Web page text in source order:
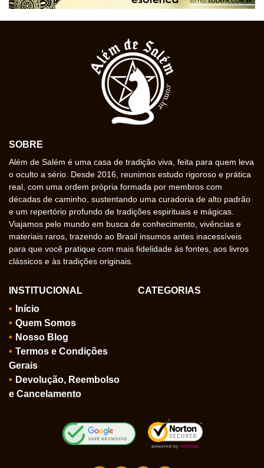
SOBRE
Além de Salém é uma casa de tradição viva, feita para quem leva
o oculto a sério. Desde 2016, reunimos estudo rigoroso e prática
real, com uma ordem própria formada por membros com
décadas de caminho, sustentando uma curadoria de alto padrão
e um repertório profundo de tradições espirituais e mágicas.
Viajamos pelo mundo em busca de conhecimento, vivências e
materiais raros, trazendo ao Brasil insumos antes inacessíveis
para que você pratique com mais fidelidade às fontes, aos livros
clássicos e às tradições originais.
INSTITUCIONAL
Início
Quem Somos
Nosso Blog
Termos e Condições
Gerais
Devolução, Reembolso
e Cancelamento
CATEGORIAS